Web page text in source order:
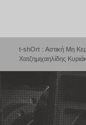
t-shOrt : Αστική Μη
Χατζημιχαηλίδης